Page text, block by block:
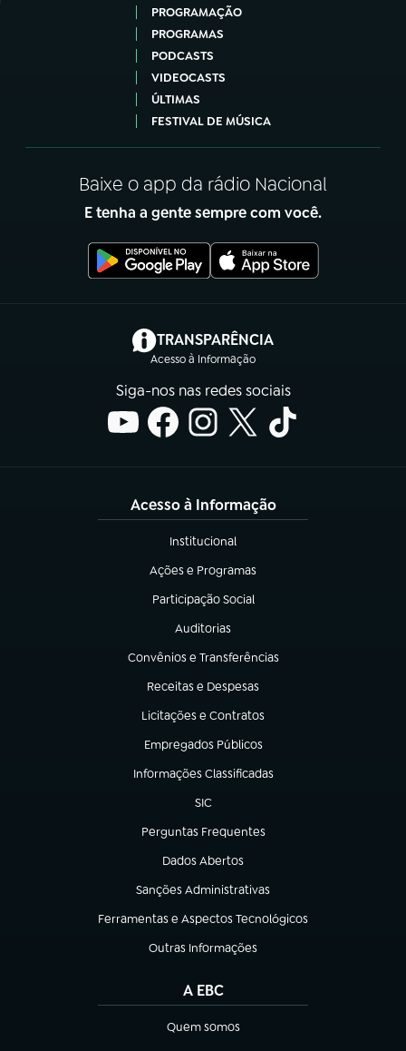
PROGRAMAÇÃO
PROGRAMAS
PODCASTS
VIDEOCASTS
ÚLTIMAS
FESTIVAL DE MÚSICA
Baixe o app da rádio Nacional
E tenha a gente sempre com você.
TRANSPARÊNCIA
Acesso à Informação
(abre em nova aba)
Siga-nos nas redes sociais
Acesso à Informação
Institucional
(abre em nova aba)
Ações e Programas
(abre em nova aba)
Participação Social
(abre em nova aba)
Auditorias
(abre em nova aba)
Convênios e Transferências
(abre em nova aba)
Receitas e Despesas
(abre em nova aba)
Licitações e Contratos
(abre em nova aba)
Empregados Públicos
(abre em nova aba)
Informações Classificadas
(abre em nova aba)
SIC
(abre em nova aba)
Perguntas Frequentes
(abre em nova aba)
Dados Abertos
(abre em nova aba)
Sanções Administrativas
(abre em nova aba)
Ferramentas e Aspectos Tecnológicos
(abre em nova aba)
Outras Informações
(abre em nova aba)
A EBC
Quem somos
(abre em nova aba)